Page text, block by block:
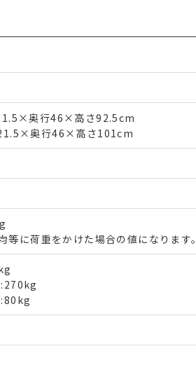
奥行46×高さ92.5cm
奥行46×高さ101cm
に荷重をかけた場合の値になります。
:270kg